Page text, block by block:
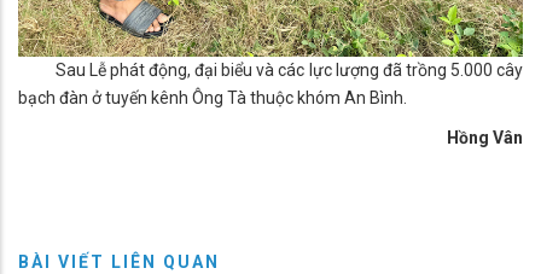
Sau Lễ phát động, đại biểu và các lực lượng đã trồng 5.000 cây
bạch đàn ở tuyến kênh Ông Tà thuộc khóm An Bình.
Hồng Vân
BÀI VIẾT LIÊN QUAN